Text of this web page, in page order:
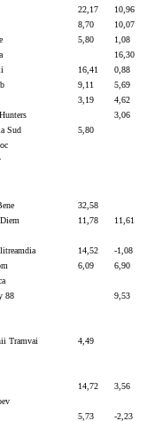
22,17
10,96
8,70
10,07
5,80
1,08
16,30
16,41
0,88
9,11
5,69
3,19
4,62
3,06
Sud
5,80
32,58
11,78
11,61
14,52
-1,08
6,09
6,90
88
9,53
Tramvai
4,49
14,72
3,56
5,73
-2,23